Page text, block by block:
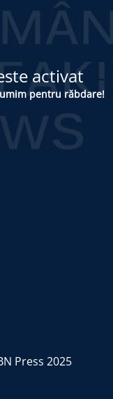
activat
pentru răbdare!
Press 2025